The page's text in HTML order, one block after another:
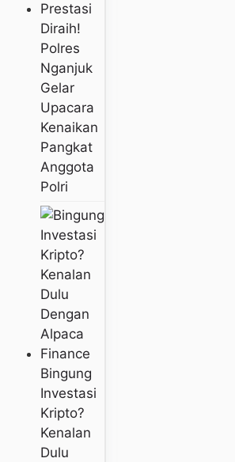
Prestasi
Diraih!
Polres
Nganjuk
Gelar
Upacara
Kenaikan
Pangkat
Anggota
Polri
Bingung
Investasi
Kripto?
Kenalan
Dulu